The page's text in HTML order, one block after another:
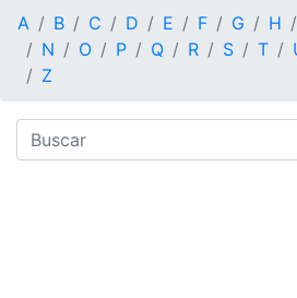
A B C D E F G H
N
O P Q R S T
Z